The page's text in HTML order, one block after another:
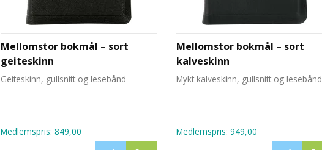
Mellomstor bokmål – sort
geiteskinn
Geiteskinn, gullsnitt og lesebånd
Medlemspris: 849,00
Mellomstor bokmål – sort
kalveskinn
Mykt kalveskinn, gullsnitt og lesebånd
Medlemspris: 949,00